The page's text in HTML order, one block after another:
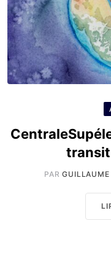
PARGUILLAUME